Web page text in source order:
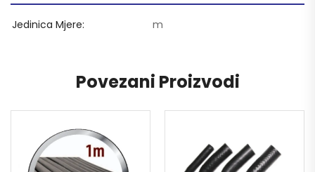
Jedinica Mjere m
Povezani Proizvodi